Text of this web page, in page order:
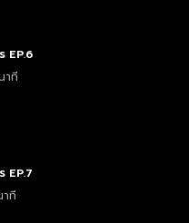
EP.6
าที
EP.7
ที